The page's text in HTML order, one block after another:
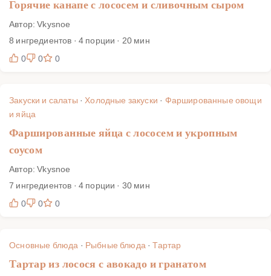
Горячие канапе с лососем и сливочным сыром
Автор: Vkysnoe
8 ингредиентов · 4 порции · 20 мин
0
0 0
Закуски и салаты ·Холодные закуски · Фаршированные овощи
и яйца
Фаршированные яйца с лососем и укропным
соусом
Автор: Vkysnoe
7 ингредиентов · 4 порции · 30 мин
0
0 0
Основные блюда · Рыбные блюда·Тартар
Тартар из лосося с авокадо и гранатом